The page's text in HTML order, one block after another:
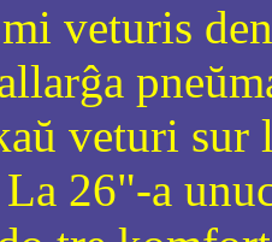
veturis
veturi
26"-a